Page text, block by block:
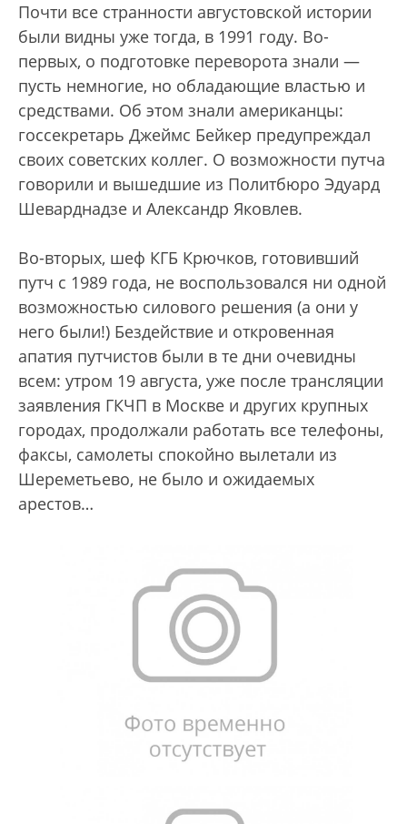
Почти все странности августовской истории
были видны уже тогда, в 1991 году. Во-
первых, о подготовке переворота знали —
пусть немногие, но обладающие властью и
средствами. Об этом знали американцы:
госсекретарь Джеймс Бейкер предупреждал
своих советских коллег. О возможности путча
говорили и вышедшие из Политбюро Эдуард
Шеварднадзе и Александр Яковлев.
Во-вторых, шеф КГБ Крючков, готовивший
путч с 1989 года, не воспользовался ни одной
возможностью силового решения (а они у
него были!) Бездействие и откровенная
апатия путчистов были в те дни очевидны
всем: утром 19 августа, уже после трансляции
заявления ГКЧП в Москве и других крупных
городах, продолжали работать все телефоны,
факсы, самолеты спокойно вылетали из
Шереметьево, не было и ожидаемых
арестов…